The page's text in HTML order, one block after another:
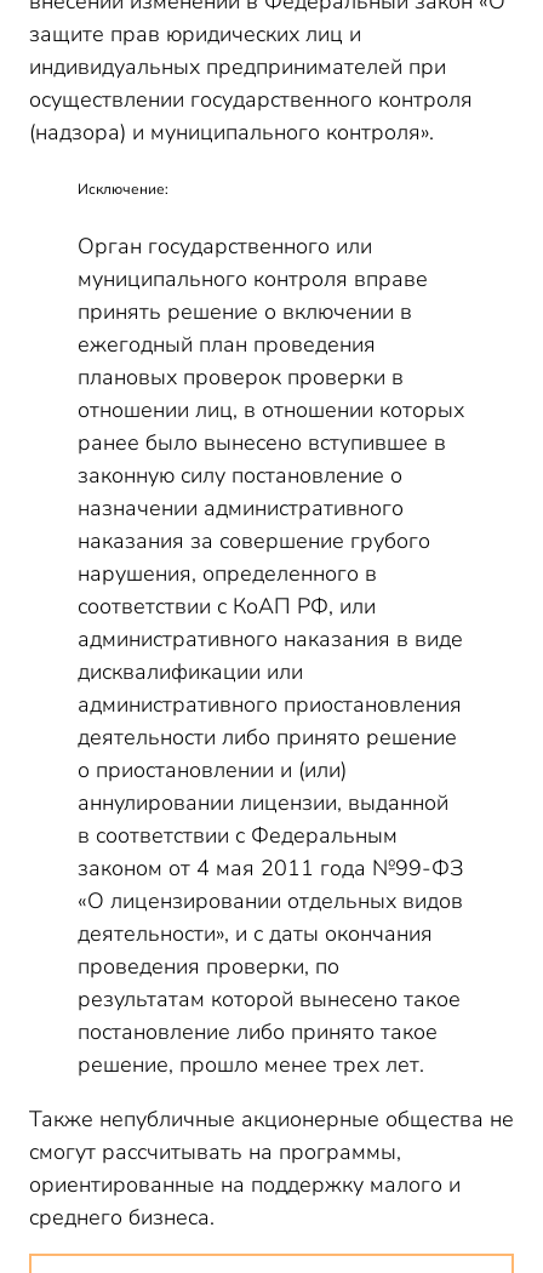
защите прав юридических лиц и
индивидуальных предпринимателей при
осуществлении государственного контроля
(надзора) и муниципального контроля».
Исключение:
Орган государственного или
муниципального контроля вправе
принять решение о включении в
ежегодный план проведения
плановых проверок проверки в
отношении лиц, в отношении которых
ранее было вынесено вступившее в
законную силу постановление о
назначении административного
наказания за совершение грубого
нарушения, определенного в
соответствии с КоАП РФ, или
административного наказания в виде
дисквалификации или
административного приостановления
деятельности либо принято решение
о приостановлении и (или)
аннулировании лицензии, выданной
в соответствии с Федеральным
законом от 4 мая 2011 года №99-ФЗ
«О лицензировании отдельных видов
деятельности», и с даты окончания
проведения проверки, по
результатам которой вынесено такое
постановление либо принято такое
решение, прошло менее трех лет.
Также непубличные акционерные общества не
смогут рассчитывать на программы,
ориентированные на поддержку малого и
среднего бизнеса.